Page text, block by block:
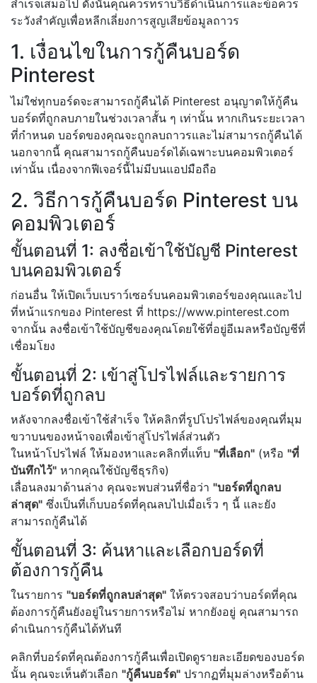
สำเร็จเสมอไป ดังนั้นคุณควรทราบวิธีดำเนินการและข้อควร
ระวังสำคัญเพื่อหลีกเลี่ยงการสูญเสียข้อมูลถาวร
1. เงื่อนไขในการกู้คืนบอร์ด
Pinterest
ไม่ใช่ทุกบอร์ดจะสามารถกู้คืนได้ Pinterest อนุญาตให้กู้คืน
บอร์ดที่ถูกลบภายในช่วงเวลาสั้น ๆ เท่านั้น หากเกินระยะเวลา
ที่กำหนด บอร์ดของคุณจะถูกลบถาวรและไม่สามารถกู้คืนได้
นอกจากนี้ คุณสามารถกู้คืนบอร์ดได้เฉพาะบนคอมพิวเตอร์
เท่านั้น เนื่องจากฟีเจอร์นี้ไม่มีบนแอปมือถือ
2. วิธีการกู้คืนบอร์ด Pinterest บน
คอมพิวเตอร์
ขั้นตอนที่ 1: ลงชื่อเข้าใช้บัญชี Pinterest
บนคอมพิวเตอร์
ก่อนอื่น ให้เปิดเว็บเบราว์เซอร์บนคอมพิวเตอร์ของคุณและไป
ที่หน้าแรกของ Pinterest ที่ https://www.pinterest.com
จากนั้น ลงชื่อเข้าใช้บัญชีของคุณโดยใช้ที่อยู่อีเมลหรือบัญชีที่
เชื่อมโยง
ขั้นตอนที่ 2: เข้าสู่โปรไฟล์และรายการ
บอร์ดที่ถูกลบ
หลังจากลงชื่อเข้าใช้สำเร็จ ให้คลิกที่รูปโปรไฟล์ของคุณที่มุม
ขวาบนของหน้าจอเพื่อเข้าสู่โปรไฟล์ส่วนตัว
ในหน้าโปรไฟล์ ให้มองหาและคลิกที่แท็บ "ที่เลือก" (หรือ "ที่
บันทึกไว้" หากคุณใช้บัญชีธุรกิจ)
เลื่อนลงมาด้านล่าง คุณจะพบส่วนที่ชื่อว่า "บอร์ดที่ถูกลบ
ล่าสุด" ซึ่งเป็นที่เก็บบอร์ดที่คุณลบไปเมื่อเร็ว ๆ นี้ และยัง
สามารถกู้คืนได้
ขั้นตอนที่ 3: ค้นหาและเลือกบอร์ดที่
ต้องการกู้คืน
ในรายการ "บอร์ดที่ถูกลบล่าสุด" ให้ตรวจสอบว่าบอร์ดที่คุณ
ต้องการกู้คืนยังอยู่ในรายการหรือไม่ หากยังอยู่ คุณสามารถ
ดำเนินการกู้คืนได้ทันที
คลิกที่บอร์ดที่คุณต้องการกู้คืนเพื่อเปิดดูรายละเอียดของบอร์ด
นั้น คุณจะเห็นตัวเลือก "กู้คืนบอร์ด" ปรากฏที่มุมล่างหรือด้าน